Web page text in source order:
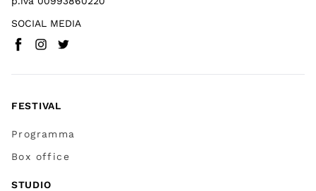
SOCIAL MEDIA
Facebook(
Instagram
Twitter
FESTIVAL
Programma
Box office
STUDIO